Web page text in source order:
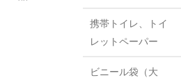
携帯トイレ、トイ
レットペーパー
ビニール袋（大